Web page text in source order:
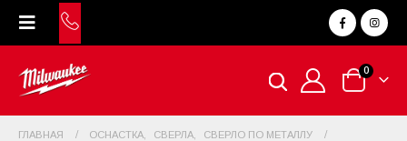
0
ГЛАВНАЯ ОСНАСТКА СВЕРЛА
СВЕРЛО ПО МЕТАЛЛУ